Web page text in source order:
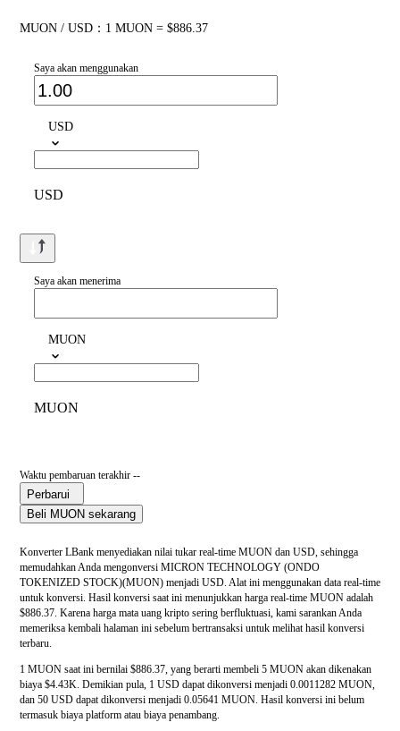
MUON / USD：1 MUON = $886.37
Saya akan menggunakan
USD
USD
Saya akan menerima
MUON
MUON
Waktu pembaruan terakhir --
Perbarui
Beli MUON sekarang
Konverter LBank menyediakan nilai tukar real-time MUON dan USD, sehingga
memudahkan Anda mengonversi MICRON TECHNOLOGY (ONDO
TOKENIZED STOCK)(MUON) menjadi USD. Alat ini menggunakan data real-time
untuk konversi. Hasil konversi saat ini menunjukkan harga real-time MUON adalah
$886.37. Karena harga mata uang kripto sering berfluktuasi, kami sarankan Anda
memeriksa kembali halaman ini sebelum bertransaksi untuk melihat hasil konversi
terbaru.
1 MUON saat ini bernilai $886.37, yang berarti membeli 5 MUON akan dikenakan
biaya $4.43K. Demikian pula, 1 USD dapat dikonversi menjadi 0.0011282 MUON,
dan 50 USD dapat dikonversi menjadi 0.05641 MUON. Hasil konversi ini belum
termasuk biaya platform atau biaya penambang.